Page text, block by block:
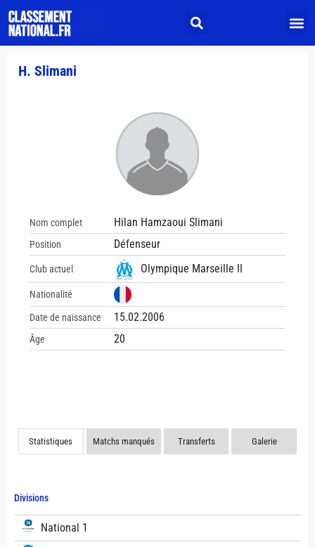
Divisions
National 1
H. Slimani
Nom complet Hilan Hamzaoui Slimani
Position Défenseur
Club actuel Olympique Marseille II
Nationalité
Date de naissance 15.02.2006
Âge 20
Statistiques Matchs manqués Transferts Galerie